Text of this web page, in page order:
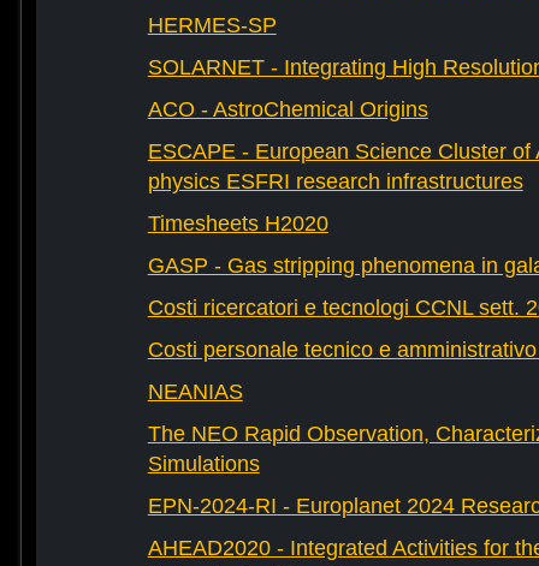
HERMES-SP
SOLARNET - Integrating High
ACO - AstroChemical Origins
ESCAPE - European Science Cluster of
physics ESFRI research infrastructures
Timesheets H2020
GASP - Gas stripping phenomena in
Costi ricercatori e tecnologi CCNL sett.
Costi personale tecnico e
NEANIAS
The NEO Rapid Observation,
Simulations
EPN-2024-RI - Europlanet 2024
AHEAD2020 - Integrated Activities for